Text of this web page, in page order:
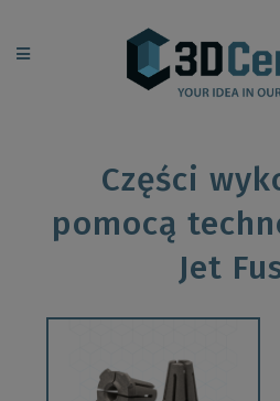
Części
pomocą
Jet